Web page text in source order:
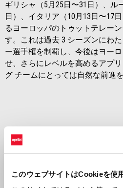
このウェブサイトはCookieを使
ギリシャ（5月25日〜31日）、ル
日）、イタリア（10月13日〜17
るヨーロッパのトゥットテレー
す。これは過去 3 シーズンにわ
ー選手権を制覇し、今後はヨー
せ、さらにレベルを高めるアプ
グ チームにとっては自然な前進
ヤコポ・チェルッティ
「もちろん、私たちの目標は常
ことです。今年はレベルが格段